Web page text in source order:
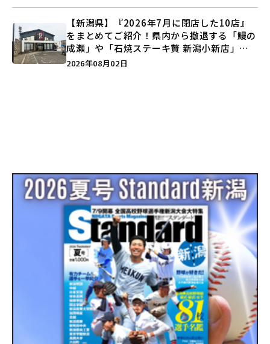
【新潟県】『2026年7月に閉店した10店』
をまとめてご紹介！県内から撤退する「鰻の
成瀬」や「石焼ステーキ贅 新潟小新店」が
営業に幕…。
2026年08月02日